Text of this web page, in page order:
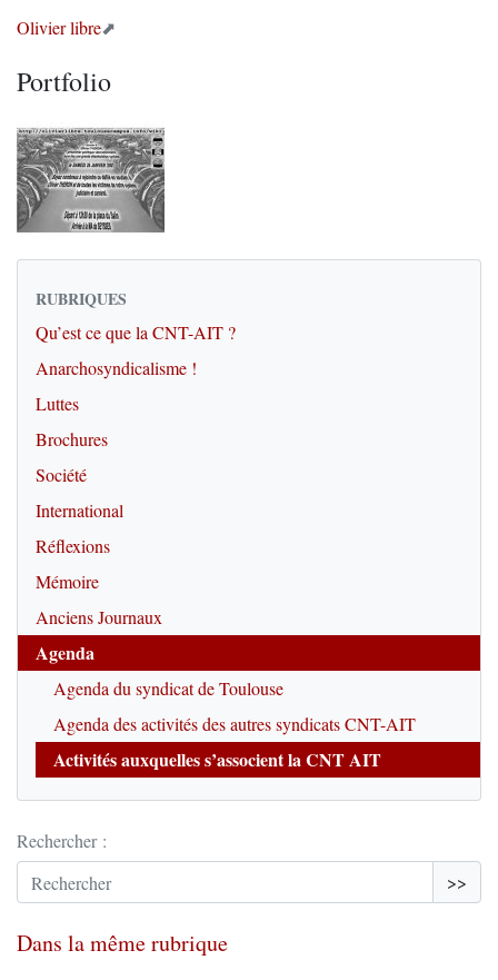
Olivier libre
Portfolio
RUBRIQUES
Qu’est ce que la CNT-AIT ?
Anarchosyndicalisme !
Luttes
Brochures
Société
International
Réflexions
Mémoire
Anciens Journaux
Agenda
Agenda du syndicat de Toulouse
Agenda des activités des autres syndicats CNT-AIT
Activités auxquelles s’associent la CNT AIT
Rechercher :
>>
Dans la même rubrique